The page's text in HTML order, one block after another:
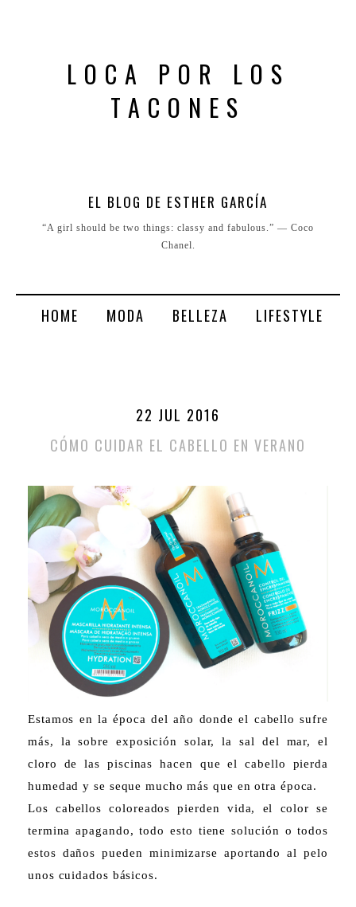
LOCA POR LOS
TACONES
EL BLOG DE ESTHER GARCÍA
“A girl should be two things: classy and fabulous.” ― Coco
Chanel.
HOME MODA BELLEZA LIFESTYLE
22 JUL 2016
CÓMO CUIDAR EL CABELLO EN VERANO
Estamos en la época del año donde el cabello sufre
más, la sobre exposición solar, la sal del mar, el
cloro de las piscinas hacen que el cabello pierda
humedad y se seque mucho más que en otra época.
Los cabellos coloreados pierden vida, el color se
termina apagando, todo esto tiene solución o todos
estos daños pueden minimizarse aportando al pelo
unos cuidados básicos.